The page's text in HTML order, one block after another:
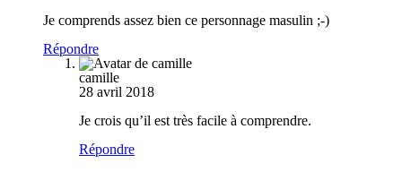
Je comprends assez bien ce personnage masulin ;-)
Répondre
camille
28 avril 2018
Je crois qu’il est très facile à comprendre.
Répondre